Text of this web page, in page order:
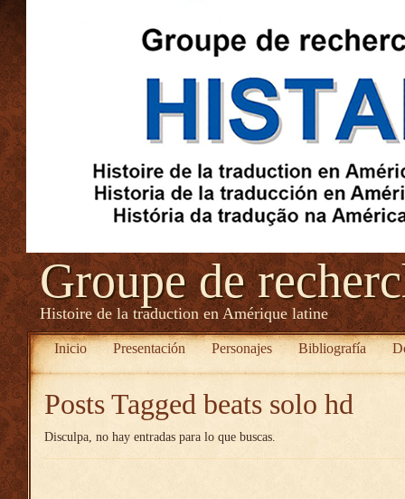
Groupe de
Histoire de la traduction en Amérique latine
Inicio Presentación Personajes Bibliografía
Posts Tagged beats solo hd
Disculpa, no hay entradas para lo que buscas.